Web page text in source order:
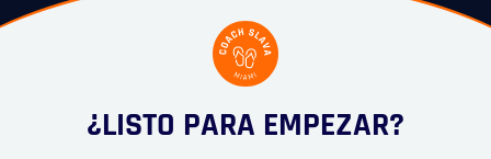
¿LISTO PARA EMPEZAR?